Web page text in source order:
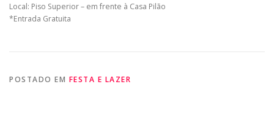
Local: Piso Superior – em frente à Casa Pilão
*Entrada Gratuita
POSTADO EM FESTA E LAZER